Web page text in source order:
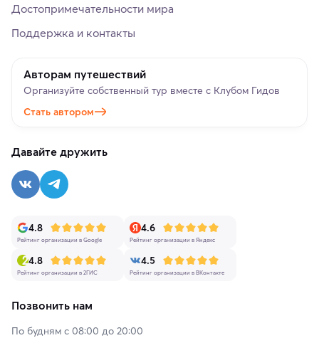
Достопримечательности мира
Поддержка и контакты
Авторам путешествий
Организуйте собственный тур вместе с Клубом Гидов
Стать автором
Давайте дружить
4.8
Рейтинг организации в Google
4.6
Рейтинг организации в Яндекс
4.8
Рейтинг организации в 2ГИС
4.5
Рейтинг организации в ВКонтакте
Позвонить нам
По будням с 08:00 до 20:00